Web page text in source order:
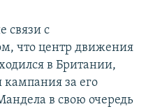
связи с
что центр движения
в Британии,
за его
в свою очередь